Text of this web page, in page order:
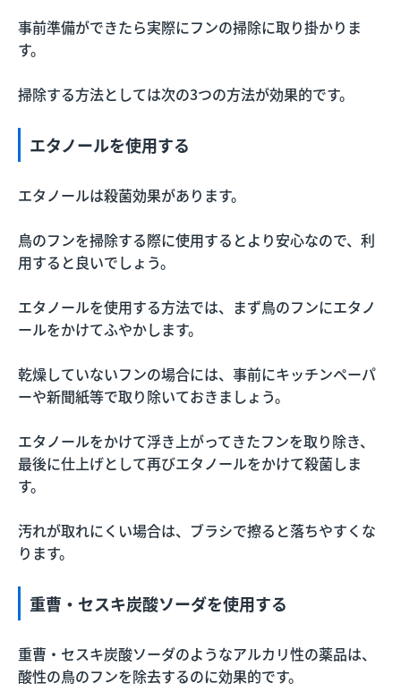
事前準備ができたら実際にフンの掃除に取り掛かりま
す。
掃除する方法としては次の3つの方法が効果的です。
エタノールを使用する
エタノールは殺菌効果があります。
鳥のフンを掃除する際に使用するとより安心なので、利
用すると良いでしょう。
エタノールを使用する方法では、まず鳥のフンにエタノ
ールをかけてふやかします。
乾燥していないフンの場合には、事前にキッチンペーパ
ーや新聞紙等で取り除いておきましょう。
エタノールをかけて浮き上がってきたフンを取り除き、
最後に仕上げとして再びエタノールをかけて殺菌しま
す。
汚れが取れにくい場合は、ブラシで擦ると落ちやすくな
ります。
重曹・セスキ炭酸ソーダを使用する
重曹・セスキ炭酸ソーダのようなアルカリ性の薬品は、
酸性の鳥のフンを除去するのに効果的です。